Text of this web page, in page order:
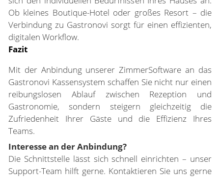
Ob kleines Boutique-Hotel oder großes Resort – die
Verbindung zu Gastronovi sorgt für einen effizienten,
digitalen Workflow.
Fazit
Mit der Anbindung unserer ZimmerSoftware an das
Gastronovi Kassensystem schaffen Sie nicht nur einen
reibungslosen Ablauf zwischen Rezeption und
Gastronomie, sondern steigern gleichzeitig die
Zufriedenheit Ihrer Gäste und die Effizienz Ihres
Teams.
Interesse an der Anbindung?
Die Schnittstelle lässt sich schnell einrichten – unser
Support-Team hilft gerne. Kontaktieren Sie uns gerne